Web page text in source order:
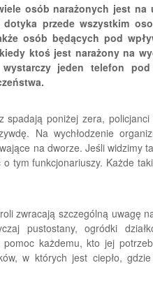
osób narażonych jest
przede wszystkim
osób będących pod
ktoś jest narażony na
jeden telefon
poniżej zera,
Na wychłodzenie
na dworze. Jeśli widzimy
tym funkcjonariuszy. Każde
zwracają szczególną uwagę
pustostany, ogródki
każdemu, kto jej
w których jest ciepło,